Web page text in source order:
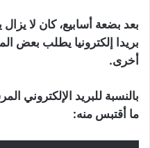
بعد بضعة أسابيع، كان لا
بريدا إلكترونيا يطلب بعض
أخرى.
بالنسبة للبريد الإلكتروني
ما أقتبس منه: